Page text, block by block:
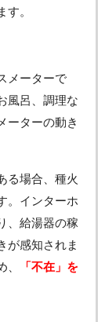
。
メーターで
風呂、調理な
ーターの動き
る場合、種火
。インターホ
、給湯器の稼
が感知されま
「不在」を